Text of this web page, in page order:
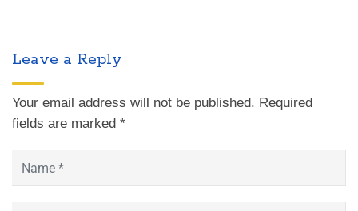
Leave a Reply
Your email address will not be published. Required
fields are marked *